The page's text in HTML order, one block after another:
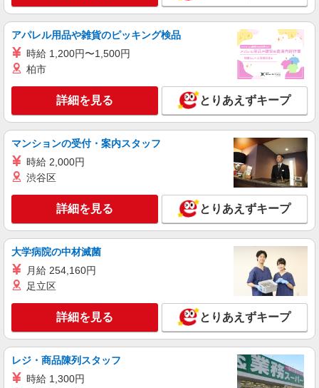
による
埼玉県さいたま市西区
キープ 詳細を見る
職業紹介
株式会社kotrio /●SW-S-2080036
西大宮駅≫日収1.2万円〜◎デイサービスで見
守りや生活補助など
時給1550円〜2312円 ＜交通費全支給(ガソリ
キープ 詳細を見る
日研トータルソーシング株式会社 メディカルケア事業部/大宮オフィ
ス
介護スタッフ／資格あり or 経験者
時給1,400円〜1,600円 ◆無資格・経験者：時
給1,400円〜 ◆初任者研修・未経験：時給1,400
円〜 ◆初任者研修・経験者：時給1,450円〜 ◆介
給1,600円〜 ※経験者は3ヶ月以上 ※給与幅は経
験・能力による ★週払いOK（規定あり）
埼玉県さいたま市西区 【最寄駅】JR川越線 西
大宮駅 ★勤務地は3000ヶ所以上★ 自宅から通い
やすいエリアなど、お好きな勤務地をお選び下さ
キープ 詳細を見る
アパレル用品や雑貨のピッキング検品
時給 1,200円〜1,500円
柏市
詳細を見る とりあえずキープ
マンションの受付・案内スタッフ
時給 2,000円
渋谷区
詳細を見る とりあえずキープ
大学病院の中材滅菌
月給 254,160円
足立区
詳細を見る とりあえずキープ
レジ・商品陳列スタッフ
時給 1,300円